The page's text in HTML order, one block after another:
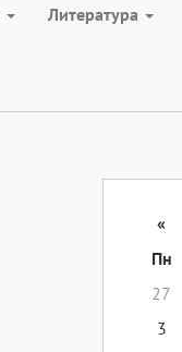
Литература
«
Пн
27
3